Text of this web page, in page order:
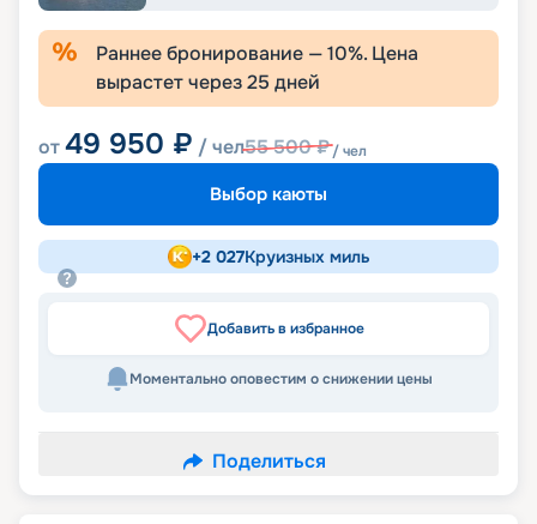
Раннее бронирование —10%. Цена
вырастет через25 дней
от49 950 ₽ / чел55 500₽/ чел
Выбор каюты
+2 027Круизных миль
Добавить в избранное
Моментально оповестим о снижении цены
Поделиться